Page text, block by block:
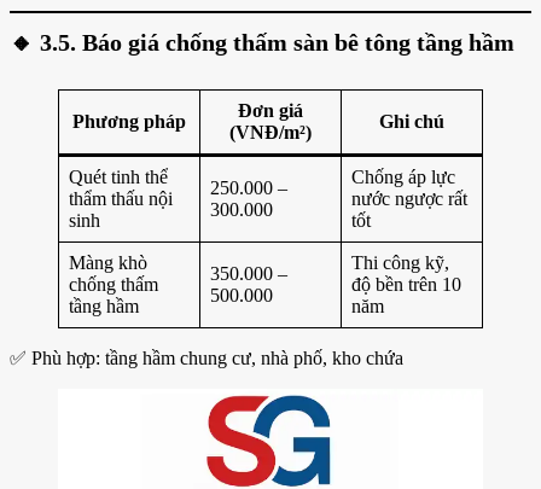
🔸 3.5. Báo giá chống thấm sàn bê tông tầng hầm
Phương pháp
Đơn giá
(VNĐ/m²)
Ghi chú
Quét tinh thể
thẩm thấu nội
sinh
250.000 –
300.000
Chống áp lực
nước ngược rất
tốt
Màng khò
chống thấm
tầng hầm
350.000 –
500.000
Thi công kỹ,
độ bền trên 10
năm
✅ Phù hợp: tầng hầm chung cư, nhà phố, kho chứa